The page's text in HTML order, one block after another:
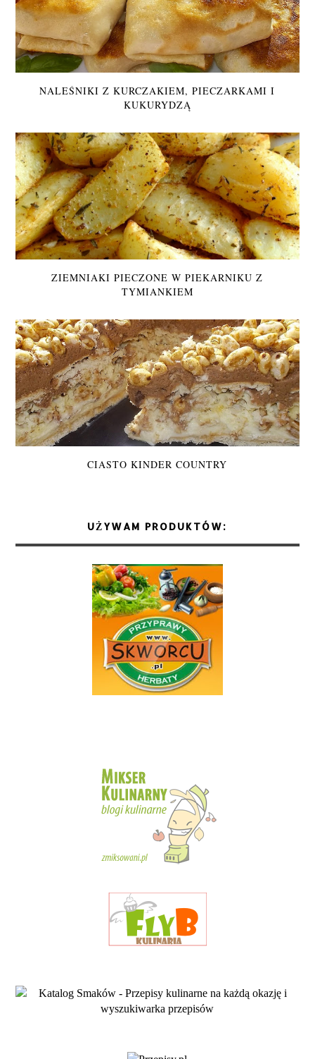
NALEŚNIKI Z KURCZAKIEM, PIECZARKAMI I
KUKURYDZĄ
ZIEMNIAKI PIECZONE W PIEKARNIKU Z
TYMIANKIEM
CIASTO KINDER COUNTRY
UŻYWAM PRODUKTÓW: